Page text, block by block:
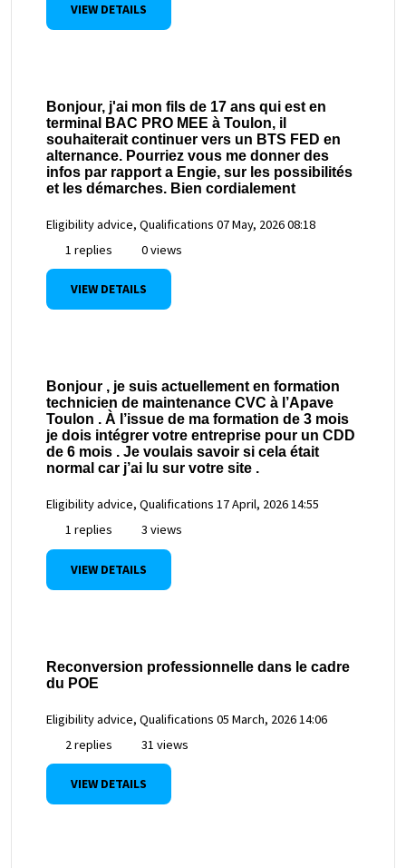
VIEW DETAILS
Bonjour, j'ai mon fils de 17 ans qui est en
terminal BAC PRO MEE à Toulon, il
souhaiterait continuer vers un BTS FED en
alternance. Pourriez vous me donner des
infos par rapport a Engie, sur les possibilités
et les démarches. Bien cordialement
Eligibility advice, Qualifications 07 May, 2026 08:18
1 replies
0 views
VIEW DETAILS
Bonjour , je suis actuellement en formation
technicien de maintenance CVC à l’Apave
Toulon . À l’issue de ma formation de 3 mois
je dois intégrer votre entreprise pour un CDD
de 6 mois . Je voulais savoir si cela était
normal car j’ai lu sur votre site .
Eligibility advice, Qualifications 17 April, 2026 14:55
1 replies
3 views
VIEW DETAILS
Reconversion professionnelle dans le cadre
du POE
Eligibility advice, Qualifications 05 March, 2026 14:06
2 replies
31 views
VIEW DETAILS